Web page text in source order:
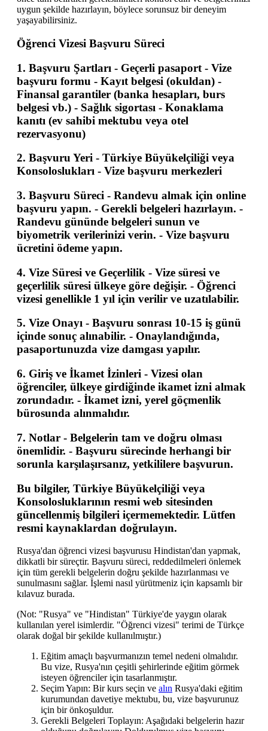
uygun şekilde hazırlayın, böylece sorunsuz bir deneyim
yaşayabilirsiniz.
Öğrenci Vizesi Başvuru Süreci
1. Başvuru Şartları - Geçerli pasaport - Vize
başvuru formu - Kayıt belgesi (okuldan) -
Finansal garantiler (banka hesapları, burs
belgesi vb.) - Sağlık sigortası - Konaklama
kanıtı (ev sahibi mektubu veya otel
rezervasyonu)
2. Başvuru Yeri - Türkiye Büyükelçiliği veya
Konsoloslukları - Vize başvuru merkezleri
3. Başvuru Süreci - Randevu almak için online
başvuru yapın. - Gerekli belgeleri hazırlayın. -
Randevu gününde belgeleri sunun ve
biyometrik verilerinizi verin. - Vize başvuru
ücretini ödeme yapın.
4. Vize Süresi ve Geçerlilik - Vize süresi ve
geçerlilik süresi ülkeye göre değişir. - Öğrenci
vizesi genellikle 1 yıl için verilir ve uzatılabilir.
5. Vize Onayı - Başvuru sonrası 10-15 iş günü
içinde sonuç alınabilir. - Onaylandığında,
pasaportunuzda vize damgası yapılır.
6. Giriş ve İkamet İzinleri - Vizesi olan
öğrenciler, ülkeye girdiğinde ikamet izni almak
zorundadır. - İkamet izni, yerel göçmenlik
bürosunda alınmalıdır.
7. Notlar - Belgelerin tam ve doğru olması
önemlidir. - Başvuru sürecinde herhangi bir
sorunla karşılaşırsanız, yetkililere başvurun.
Bu bilgiler, Türkiye Büyükelçiliği veya
Konsolosluklarının resmi web sitesinden
güncellenmiş bilgileri içermemektedir. Lütfen
resmi kaynaklardan doğrulayın.
Rusya'dan öğrenci vizesi başvurusu Hindistan'dan yapmak,
dikkatli bir süreçtir. Başvuru süreci, reddedilmeleri önlemek
için tüm gerekli belgelerin doğru şekilde hazırlanması ve
sunulmasını sağlar. İşlemi nasıl yürütmeniz için kapsamlı bir
kılavuz burada.
(Not: "Rusya" ve "Hindistan" Türkiye'de yaygın olarak
kullanılan yerel isimlerdir. "Öğrenci vizesi" terimi de Türkçe
olarak doğal bir şekilde kullanılmıştır.)
Eğitim amaçlı başvurmanızın temel nedeni olmalıdır.
Bu vize, Rusya'nın çeşitli şehirlerinde eğitim görmek
isteyen öğrenciler için tasarlanmıştır.
Seçim Yapın: Bir kurs seçin ve alın Rusya'daki eğitim
kurumundan davetiye mektubu, bu, vize başvurunuz
için bir önkoşuldur.
Gerekli Belgeleri Toplayın: Aşağıdaki belgelerin hazır